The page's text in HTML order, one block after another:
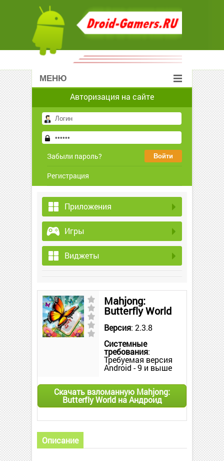
МЕНЮ
Авторизация на сайте
Забыли пароль?
Регистрация
Приложения
Игры
Виджеты
Mahjong:
Butterfly World
Версия: 2.3.8
Системные
требования:
Требуемая версия
Android - 9 и выше
Скачать взломанную Mahjong:
Butterfly World на Андроид
Описание